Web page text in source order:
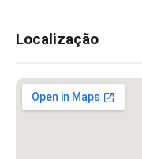
Localização